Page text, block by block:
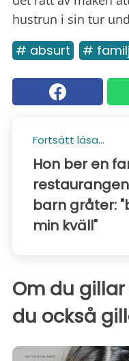
hustrun i sin tur
# absurt # familj
Fortsätt läsa...
Hon ber en
barn gråter:
min kväll"
Om du
du också